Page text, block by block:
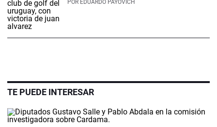
POR EDUARDO PAYOVICH
TE PUEDE INTERESAR